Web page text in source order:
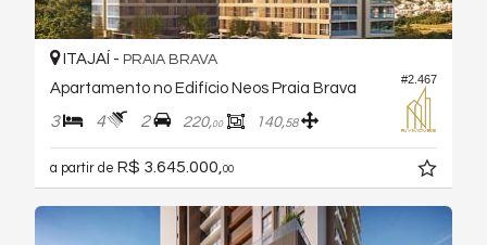
#2.467
ITAJAÍ - PRAIA BRAVA
Apartamento no Edifício Neos Praia Brava
3 4 2 220,00 140,58
a partir de R$ 3.645.000, 00